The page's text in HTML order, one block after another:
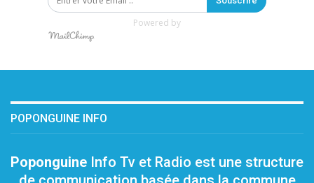
Powered by
POPONGUINE INFO
Poponguine Info Tv et Radio est une structure